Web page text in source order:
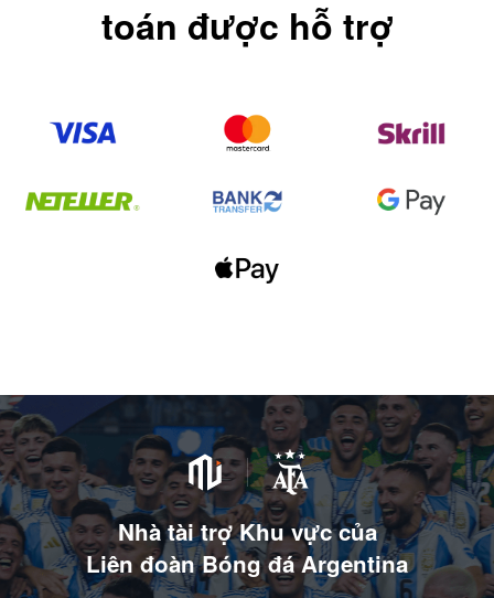
toán được hỗ trợ
Nhà tài trợ Khu vực của
Liên đoàn Bóng đá Argentina